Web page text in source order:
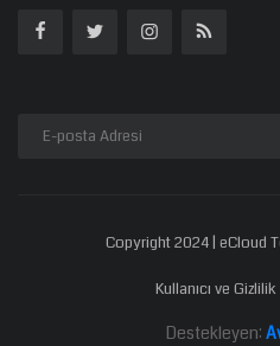
Copyright 2024 | eCloud
Kullanıcı ve
Destekleyen: